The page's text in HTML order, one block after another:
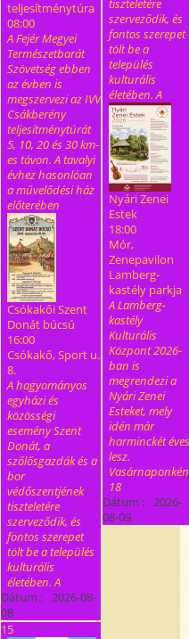
teljesítménytúra
08:00
A Fejér Megyei
Természetbarát
Szövetség ebben
az évben is
megszervezi az IVV
Csákberény
teljesítménytúrát
5, 10, 20 és 30 km-
es távon. A tavalyi
évhez hasonlóan
a művelődési ház
előterében
Csókakői Szent
Donát búcsú
16:00
Csókakő, Sport u.
8.
A hagyományos
egyházi és
közösségi
esemény Szent
Donát, a
szőlősgazdák és a
bor
védőszentjének
tiszteletére
szerveződik, és
fontos szerepet
tölt be a település
kulturális
életében. A
Dátum : 2026-08-
08
tiszteletére
szerveződik, és
fontos szerepet
tölt be a
település
kulturális
életében. A
Nyári Zenei
Estek
18:00
Mór,
Zenepavilon
Lamberg-
kastély parkja
A Lamberg-
kastély
Kulturális
Központ 2026-
ban is
megrendezi a
Nyári Zenei
Esteket, mely
idén már
harminckét éves
lesz.
18
Dátum : 2026-
08-09
15